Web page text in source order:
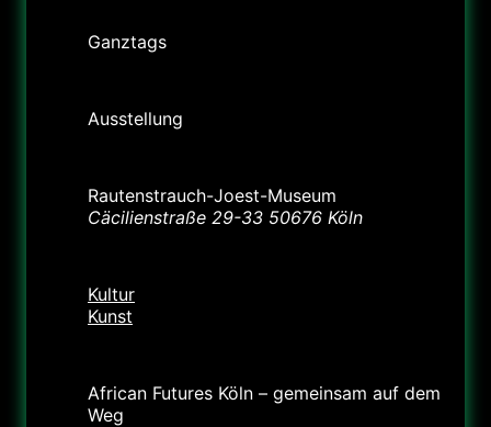
Ganztags
Ausstellung
Rautenstrauch-Joest-Museum
Cäcilienstraße 29-33 50676 Köln
Kultur
Kunst
African Futures Köln – gemeinsam auf dem
Weg